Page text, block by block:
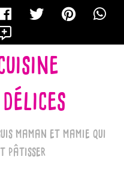
maman et mamie qui
pâtisser